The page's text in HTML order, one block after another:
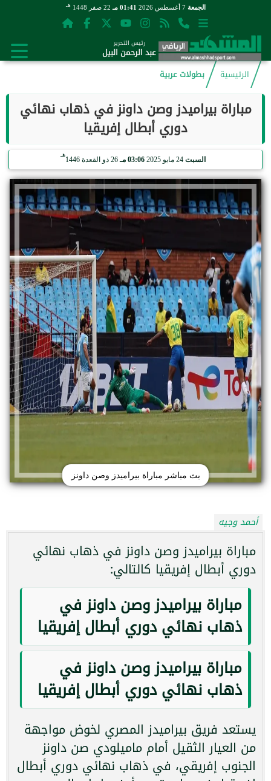
الجمعة 7 أغسطس 2026 01:41 مـ 22 صفر 1448 هـ
رئيس التحرير
عبد الرحمن البيل
الرئيسية
بطولات عربية
مباراة بيراميدز وصن داونز في ذهاب نهائي
دوري أبطال إفريقيا
السبت 03:06 مـ 26 ذو القعدة 1446
هـ
بث مباشر مباراة بيراميدز وصن داونز
أحمد وجيه
مباراة بيراميدز وصن داونز في ذهاب نهائي
دوري أبطال إفريقيا كالتالي:
مباراة بيراميدز وصن داونز في
ذهاب نهائي دوري أبطال إفريقيا
مباراة بيراميدز وصن داونز في
ذهاب نهائي دوري أبطال إفريقيا
يستعد فريق بيراميدز المصري لخوض مواجهة
من العيار الثقيل أمام ماميلودي صن داونز
الجنوب إفريقي، في ذهاب نهائي دوري أبطال